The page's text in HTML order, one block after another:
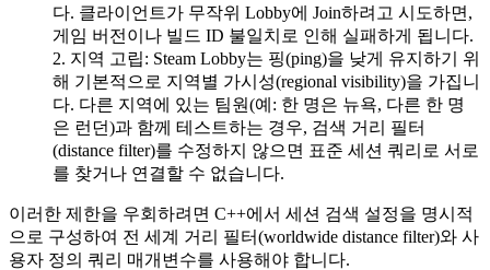
다. 클라이언트가 무작위 Lobby에 Join하려고 시도하면,
게임 버전이나 빌드 ID 불일치로 인해 실패하게 됩니다.
지역 고립: Steam Lobby는 핑(ping)을 낮게 유지하기 위
해 기본적으로 지역별 가시성(regional visibility)을 가집니
다. 다른 지역에 있는 팀원(예: 한 명은 뉴욕, 다른 한 명
은 런던)과 함께 테스트하는 경우, 검색 거리 필터
(distance filter)를 수정하지 않으면 표준 세션 쿼리로 서로
를 찾거나 연결할 수 없습니다.
이러한 제한을 우회하려면 C++에서 세션 검색 설정을 명시적
으로 구성하여 전 세계 거리 필터(worldwide distance filter)와 사
용자 정의 쿼리 매개변수를 사용해야 합니다.